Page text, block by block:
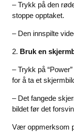
– Trykk på den
stoppe opptaket.
– Den innspilte
2. Bruk en
– Trykk på
for å ta et
– Det fangede
bildet før det
Vær oppmerksom